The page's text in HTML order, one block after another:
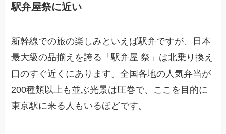
駅弁屋祭に近い
新幹線での旅の楽しみといえば駅弁ですが、日本
最大級の品揃えを誇る「駅弁屋 祭」は北乗り換え
口のすぐ近くにあります。全国各地の人気弁当が
200種類以上も並ぶ光景は圧巻で、ここを目的に
東京駅に来る人もいるほどです。